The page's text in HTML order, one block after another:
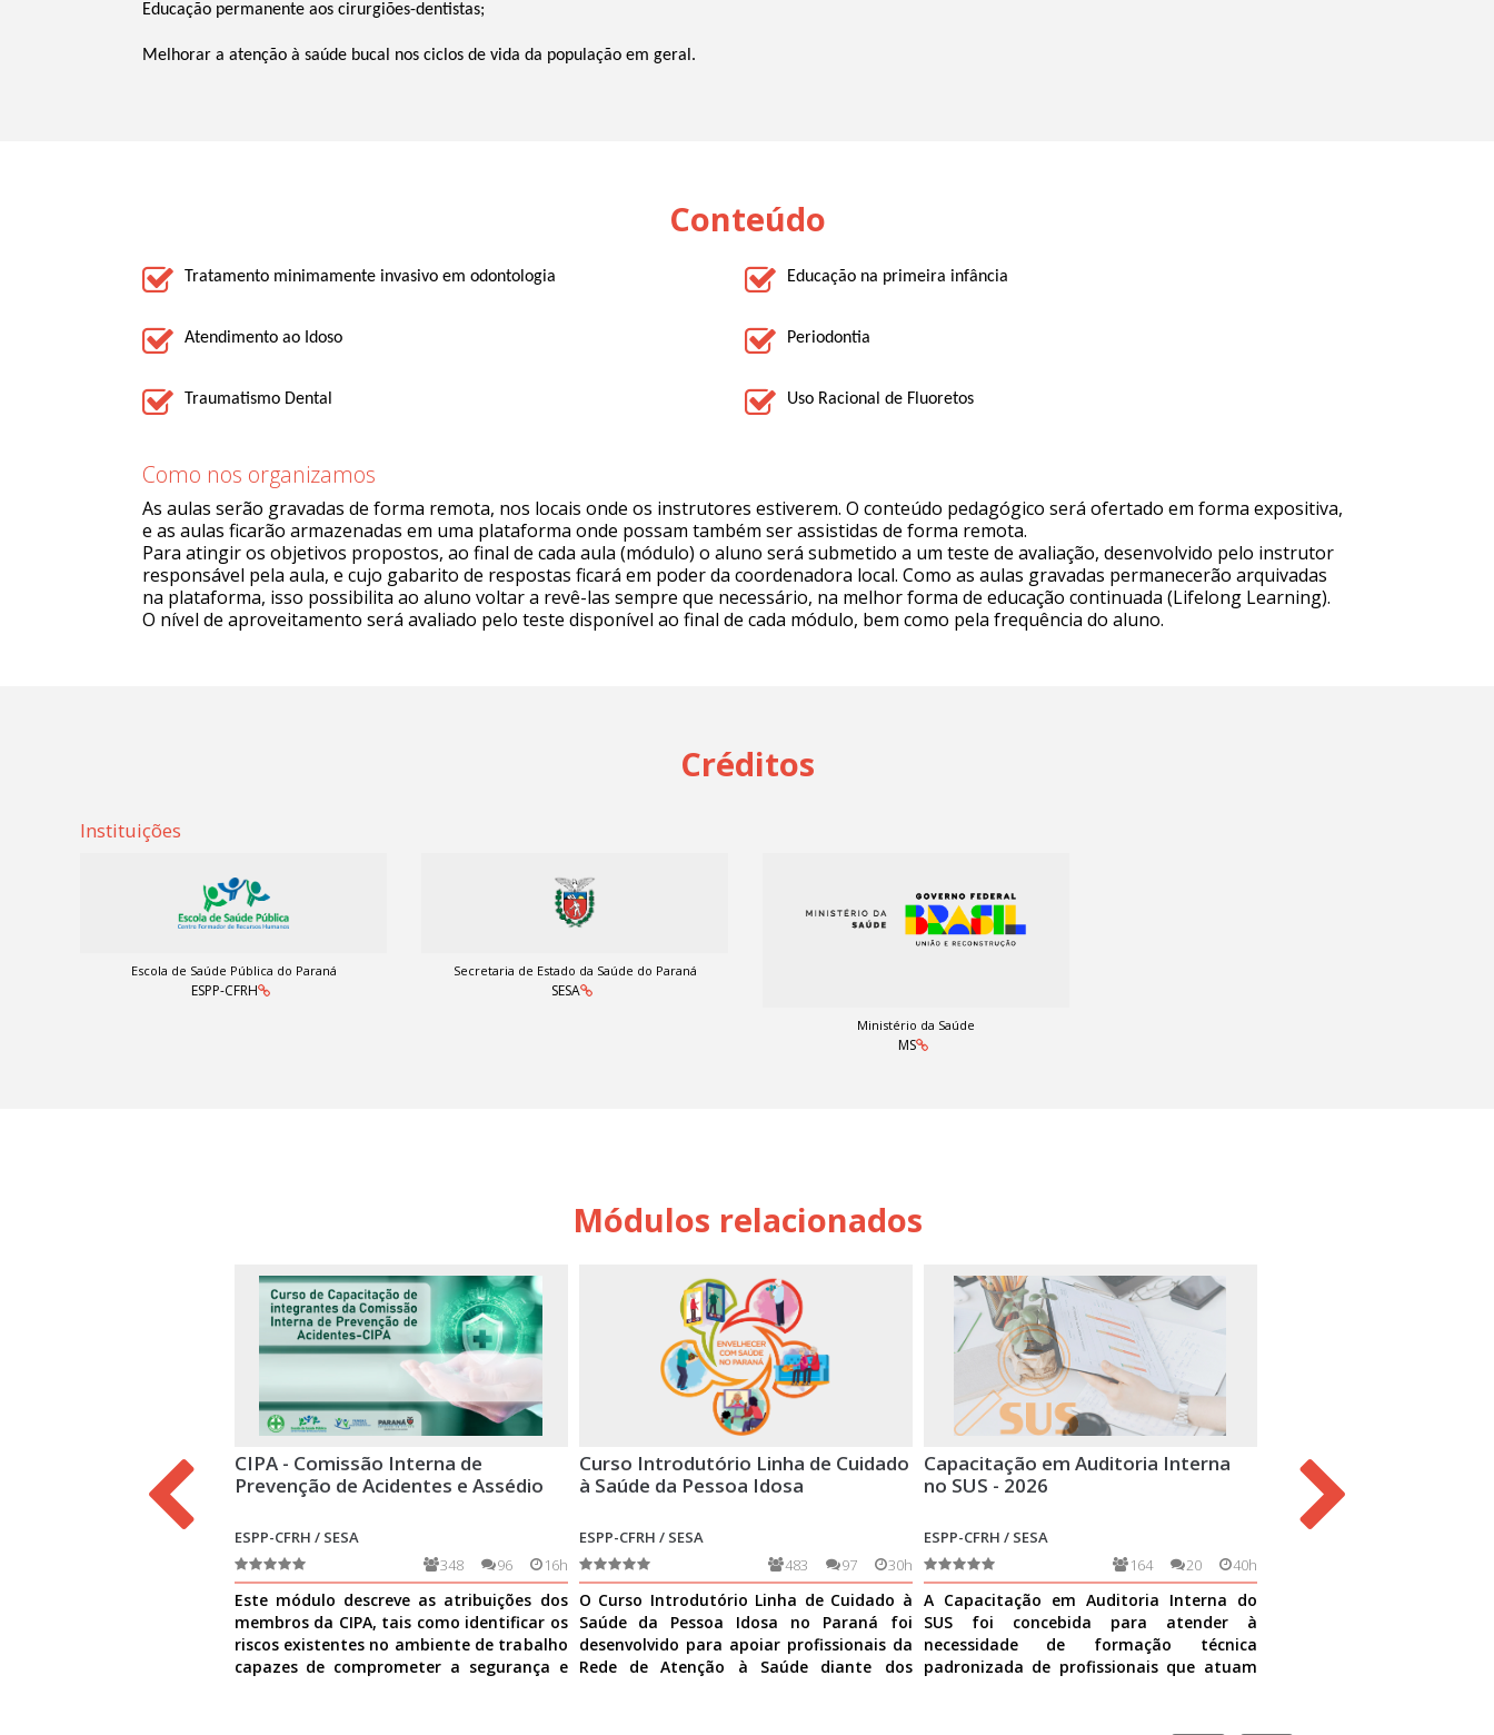
Educação permanente aos cirurgiões-dentistas;
Melhorar a atenção à saúde bucal nos ciclos de vida da população em geral.
Conteúdo
Tratamento minimamente invasivo em odontologia Educação na primeira infância
Atendimento ao Idoso Periodontia
Traumatismo Dental Uso Racional de Fluoretos
Como nos organizamos
As aulas serão gravadas de forma remota, nos locais onde os instrutores estiverem. O conteúdo pedagógico será ofertado em forma expositiva,
e as aulas ficarão armazenadas em uma plataforma onde possam também ser assistidas de forma remota.
Para atingir os objetivos propostos, ao final de cada aula (módulo) o aluno será submetido a um teste de avaliação, desenvolvido pelo instrutor
responsável pela aula, e cujo gabarito de respostas ficará em poder da coordenadora local. Como as aulas gravadas permanecerão arquivadas
na plataforma, isso possibilita ao aluno voltar a revê-las sempre que necessário, na melhor forma de educação continuada (Lifelong Learning).
O nível de aproveitamento será avaliado pelo teste disponível ao final de cada módulo, bem como pela frequência do aluno.
Créditos
Instituições
Escola de Saúde Pública do Paraná
ESPP-CFRH
Secretaria de Estado da Saúde do Paraná
SESA
Ministério da Saúde
MS
Módulos relacionados
CIPA - Comissão Interna de
Prevenção de Acidentes e Assédio
ESPP-CFRH / SESA
16h
96
348
Este módulo descreve as atribuições dos
membros da CIPA, tais como identificar os
riscos existentes no ambiente de trabalho
capazes de comprometer a segurança e
Curso Introdutório Linha de Cuidado
à Saúde da Pessoa Idosa
ESPP-CFRH / SESA
30h
97
483
O Curso Introdutório Linha de Cuidado à
Saúde da Pessoa Idosa no Paraná foi
desenvolvido para apoiar profissionais da
Rede de Atenção à Saúde diante dos
Capacitação em Auditoria Interna
no SUS - 2026
ESPP-CFRH / SESA
40h
20
164
A Capacitação em Auditoria Interna do
SUS foi concebida para atender à
necessidade de formação técnica
padronizada de profissionais que atuam
Trabalho com Grupos
Básica